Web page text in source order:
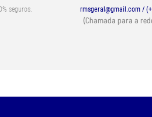
seguros. rmsgeral@gmail.com /
(Chamada para a